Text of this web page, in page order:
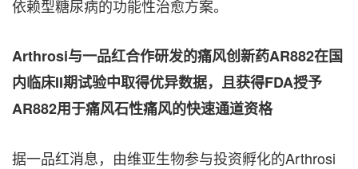
依赖型糖尿病的功能性治愈方案。
Arthrosi与一品红合作研发的痛风创新药AR882在国
内临床II期试验中取得优异数据，且获得FDA授予
AR882用于痛风石性痛风的快速通道资格
据一品红消息，由维亚生物参与投资孵化的Arthrosi